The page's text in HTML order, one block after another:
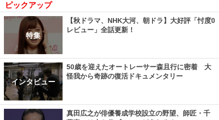
ピックアップ
特集
【秋ドラマ、NHK大河、朝ドラ】大好評「忖度0
レビュー」全話更新！
インタビュー
50歳を迎えたオートレーサー森且行に密着 大
怪我から奇跡の復活ドキュメンタリー
真田広之が俳優養成学校設立の野望、師匠・千